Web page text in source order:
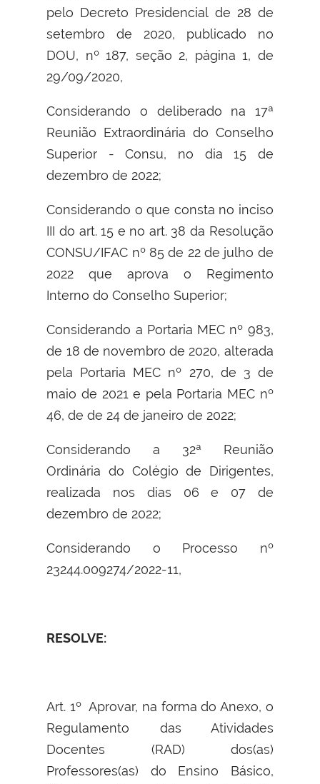
pelo Decreto Presidencial de 28 de
setembro de 2020, publicado no
DOU, nº 187, seção 2, página 1, de
29/09/2020,
Considerando o deliberado na 17ª
Reunião Extraordinária do Conselho
Superior - Consu, no dia 15 de
dezembro de 2022;
Considerando o que consta no inciso
III do art. 15 e no art. 38 da Resolução
CONSU/IFAC nº 85 de 22 de julho de
2022 que aprova o Regimento
Interno do Conselho Superior;
Considerando a Portaria MEC nº 983,
de 18 de novembro de 2020, alterada
pela Portaria MEC nº 270, de 3 de
maio de 2021 e pela Portaria MEC nº
46, de de 24 de janeiro de 2022;
Considerando a 32ª Reunião
Ordinária do Colégio de Dirigentes,
realizada nos dias 06 e 07 de
dezembro de 2022;
Considerando o Processo nº
23244.009274/2022-11,
RESOLVE:
Art. 1º Aprovar, na forma do Anexo, o
Regulamento das Atividades
Docentes (RAD) dos(as)
Professores(as) do Ensino Básico,